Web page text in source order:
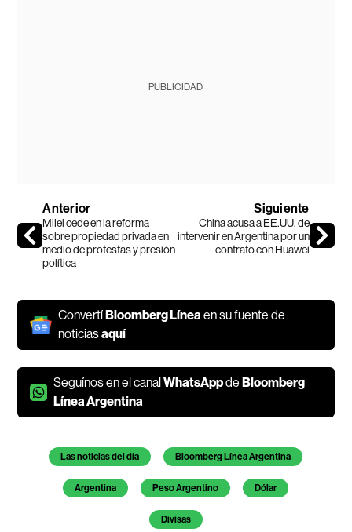
PUBLICIDAD
Anterior
Milei cede en la reforma
sobre propiedad privada en
medio de protestas y presión
política
Siguiente
China acusa a EE.UU. de
intervenir en Argentina por un
contrato con Huawei
Convertí Bloomberg Líneaen su fuente de
noticiasaquí
Seguínos en el canalWhatsAppde Bloomberg
Línea Argentina
Temas de este artículo
Las noticias del día Bloomberg Línea Argentina
Argentina Peso Argentino Dólar
Divisas